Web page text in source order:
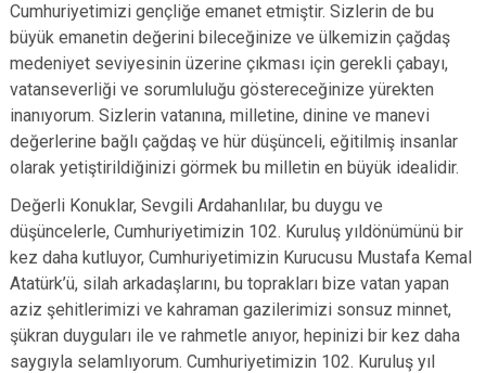
Cumhuriyetimizi gençliğe emanet etmiştir. Sizlerin de bu
büyük emanetin değerini bileceğinize ve ülkemizin çağdaş
medeniyet seviyesinin üzerine çıkması için gerekli çabayı,
vatanseverliği ve sorumluluğu göstereceğinize yürekten
inanıyorum. Sizlerin vatanına, milletine, dinine ve manevi
değerlerine bağlı çağdaş ve hür düşünceli, eğitilmiş insanlar
olarak yetiştirildiğinizi görmek bu milletin en büyük idealidir.
Değerli Konuklar, Sevgili Ardahanlılar, bu duygu ve
düşüncelerle, Cumhuriyetimizin 102. Kuruluş yıldönümünü bir
kez daha kutluyor, Cumhuriyetimizin Kurucusu Mustafa Kemal
Atatürk’ü, silah arkadaşlarını, bu toprakları bize vatan yapan
aziz şehitlerimizi ve kahraman gazilerimizi sonsuz minnet,
şükran duyguları ile ve rahmetle anıyor, hepinizi bir kez daha
saygıyla selamlıyorum. Cumhuriyetimizin 102. Kuruluş yıl